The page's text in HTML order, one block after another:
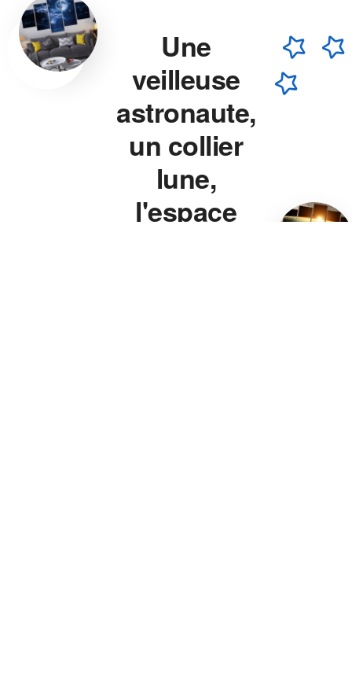
Une
veilleuse
astronaute,
un collier
lune,
l'espace